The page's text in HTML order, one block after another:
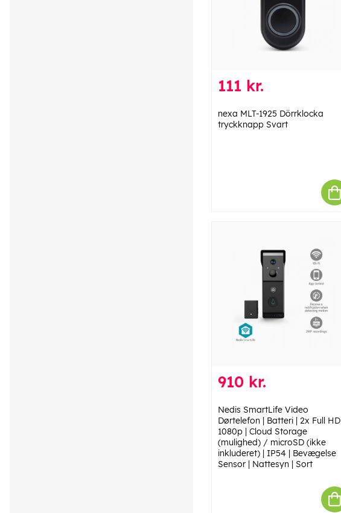
111 kr.
nexa MLT-1925 Dörrklocka
tryckknapp Svart
910 kr.
Nedis SmartLife Video
Dørtelefon | Batteri | 2x Full HD
1080p | Cloud Storage
(mulighed) / microSD (ikke
inkluderet) | IP54 | Bevægelse
Sensor | Nattesyn | Sort